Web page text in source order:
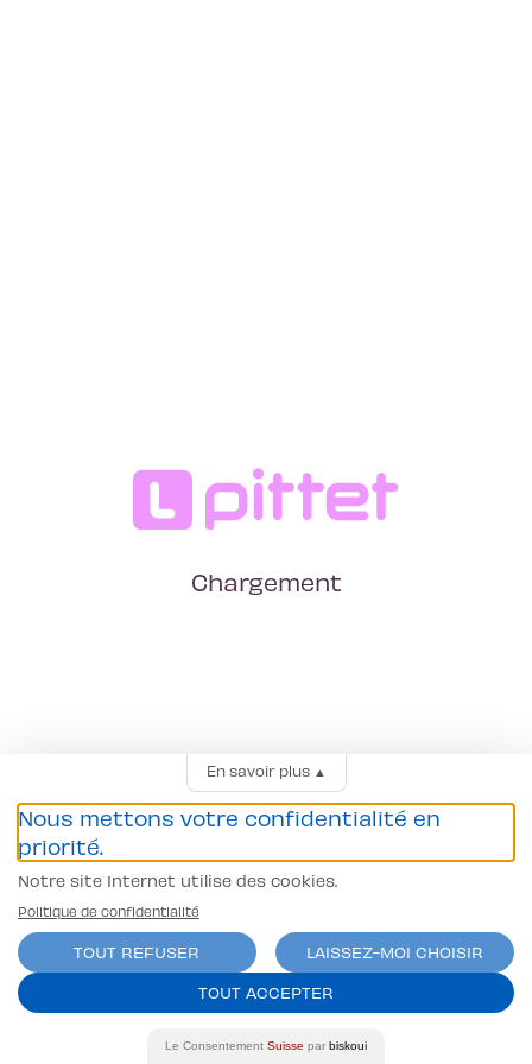
Chargement
En savoir plus▲
Nous mettons votre confidentialité en
priorité.
Notre site Internet utilise des cookies.
Politique de confidentialité
TOUT REFUSER
LAISSEZ-MOI CHOISIR
TOUT ACCEPTER
Le Consentement Suisse par biskoui